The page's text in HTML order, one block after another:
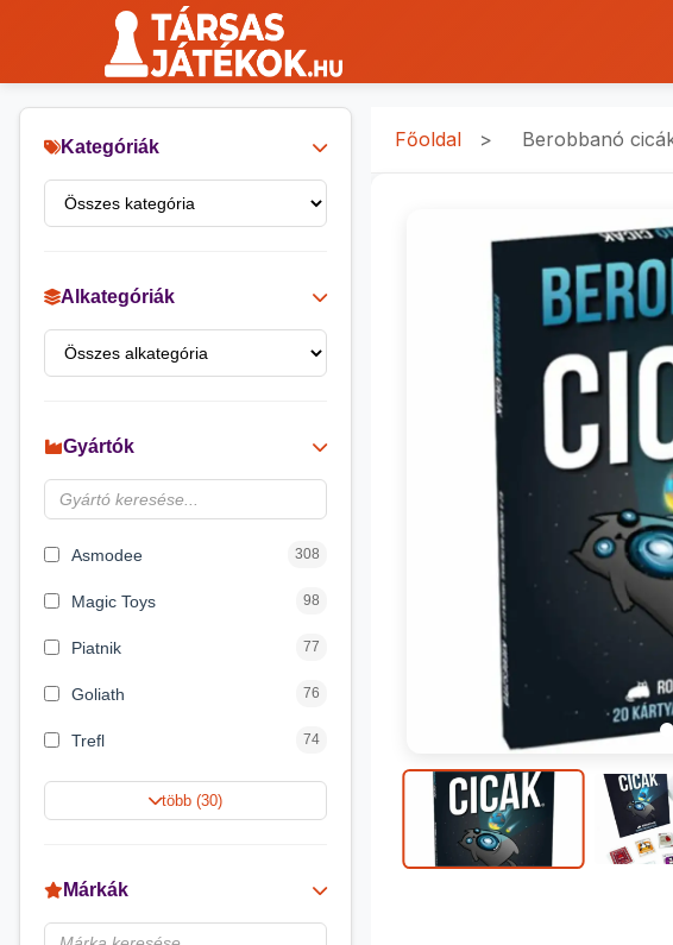
Kategóriák
Alkategóriák
Gyártók
Asmodee 308
Magic Toys 98
Piatnik 77
Goliath 76
Trefl 74
Keller&Mayer 60
Spin Master
Delta Vision 28
több (30)
Márkák
Főoldal > Berobbanó